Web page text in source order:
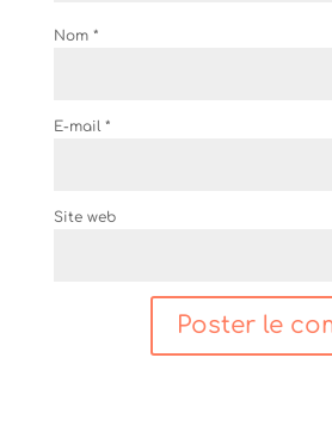
Nom *
E-mail *
Site web